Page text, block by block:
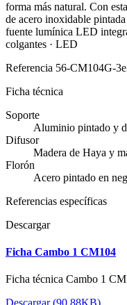
forma más natural. Con
de acero inoxidable
fuente lumínica LED
colgantes · LED
Referencia 56-CM104G-
Ficha técnica
Soporte
Aluminio pintado y
Difusor
Madera de Haya y
Florón
Acero pintado en
Referencias específicas
Descargar
Ficha Cambo 1 CM104
Ficha técnica Cambo 1